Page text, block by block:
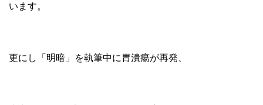
います。
更にし「明暗」を執筆中に胃潰瘍が再発、